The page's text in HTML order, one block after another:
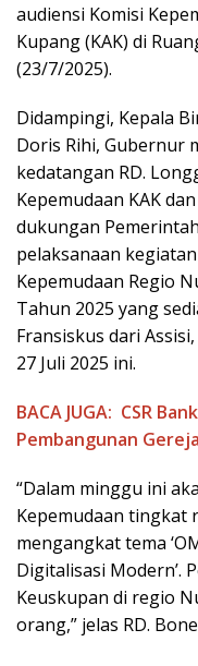
audiensi Komisi
Kupang (KAK) di
(23/7/2025).
Didampingi, Kepala
Doris Rihi, Gubernur
kedatangan RD.
Kepemudaan KAK
dukungan
pelaksanaan
Kepemudaan Regio
Tahun 2025 yang
Fransiskus dari
27 Juli 2025 ini.
BACA JUGA: CSR
Pembangunan
“Dalam minggu ini
Kepemudaan tingkat
mengangkat tema
Digitalisasi Modern’.
Keuskupan di regio
orang,” jelas RD.